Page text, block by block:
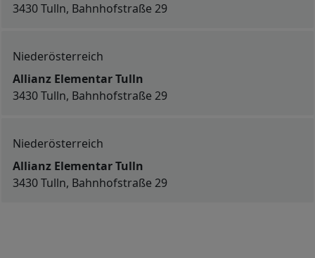
3430 Tulln, Bahnhofstraße 29
Niederösterreich
Allianz Elementar Tulln
3430 Tulln, Bahnhofstraße 29
Niederösterreich
Allianz Elementar Tulln
3430 Tulln, Bahnhofstraße 29